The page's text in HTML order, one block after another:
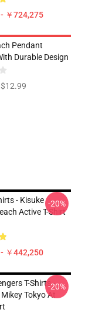
￥724,275
Pendant
Durable Design
$12.99
- Kisuke
Active T-Shirt
￥442,250
-20%
T-Shirts -
Tokyo At
-20%